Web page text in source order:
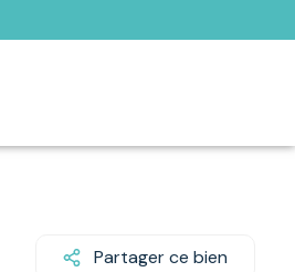
Partager ce bien